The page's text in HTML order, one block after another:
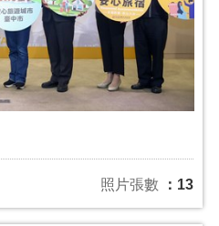
照片張數 ：13